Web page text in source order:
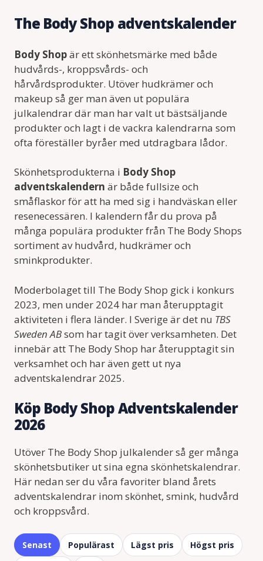
The Body Shop adventskalender
Body Shopär ett skönhetsmärke med både
hudvårds-, kroppsvårds- och
hårvårdsprodukter. Utöver hudkrämer och
makeup så ger man även ut populära
julkalendrar där man har valt ut bästsäljande
produkter och lagt i de vackra kalendrarna som
ofta föreställer byråer med utdragbara lådor.
Skönhetsprodukterna i Body Shop
adventskalendern är både fullsize och
småflaskor för att ha med sig i handväskan eller
resenecessären. I kalendern får du prova på
många populära produkter från The Body Shops
sortiment av hudvård, hudkrämer och
sminkprodukter.
Moderbolaget till The Body Shop gick i konkurs
2023, men under 2024 har man återupptagit
aktiviteten i flera länder. I Sverige är det nu TBS
Sweden ABsom har tagit över verksamheten. Det
innebär att The Body Shop har återupptagit sin
verksamhet och har även gett ut nya
adventskalendrar 2025.
Köp Body Shop Adventskalender
2026
Utöver The Body Shop julkalender så ger många
skönhetsbutiker ut sina egna skönhetskalendrar.
Här nedan ser du våra favoriter bland årets
adventskalendrar inom skönhet, smink, hudvård
och kroppsvård.
Senast Populärast Lägst pris Högst pris